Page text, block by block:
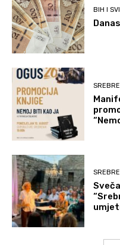
BIH I